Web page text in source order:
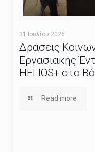
31 Ιουλίου 2026
Δράσεις
Εργασιακής
HELIOS+ στο
Read more